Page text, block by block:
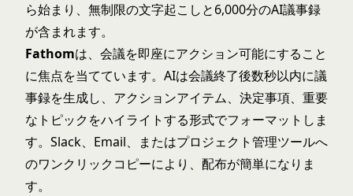
ら始まり、無制限の文字起こしと6,000分のAI議事録
が含まれます。
Fathomは、会議を即座にアクション可能にすること
に焦点を当てています。AIは会議終了後数秒以内に議
事録を生成し、アクションアイテム、決定事項、重要
なトピックをハイライトする形式でフォーマットしま
す。Slack、Email、またはプロジェクト管理ツールへ
のワンクリックコピーにより、配布が簡単になりま
す。